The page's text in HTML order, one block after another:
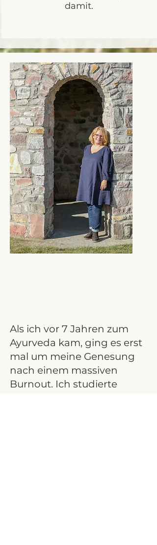
damit.
Als ich vor 7 Jahren zum
Ayurveda kam, ging es erst
mal um meine Genesung
nach einem massiven
Burnout. Ich studierte